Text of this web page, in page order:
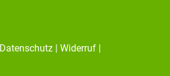
Datenschutz Widerruf